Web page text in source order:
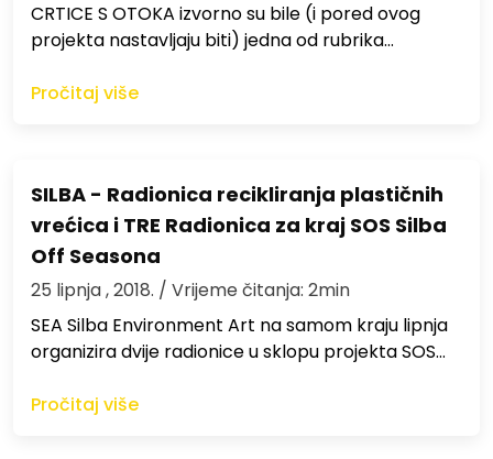
CRTICE S OTOKA izvorno su bile (i pored ovog
projekta nastavljaju biti) jedna od rubrika…
Pročitaj više
SILBA - Radionica recikliranja plastičnih
vrećica i TRE Radionica za kraj SOS Silba
Off Seasona
25 lipnja , 2018. / Vrijeme čitanja: 2min
SEA Silba Environment Art na samom kraju lipnja
organizira dvije radionice u sklopu projekta SOS…
Pročitaj više